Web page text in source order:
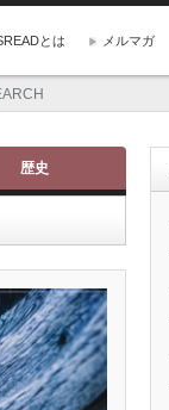
とは メルマガ
歴史